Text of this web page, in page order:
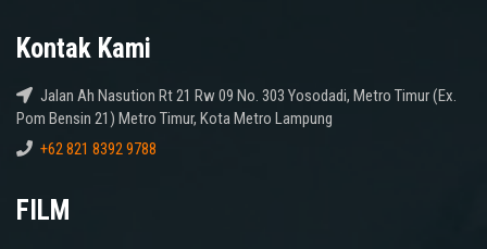
Kontak Kami
Jalan Ah Nasution Rt 21 Rw 09 No. 303 Yosodadi, Metro Timur (Ex.
Pom Bensin 21) Metro Timur, Kota Metro Lampung
+62 821 8392 9788
FILM